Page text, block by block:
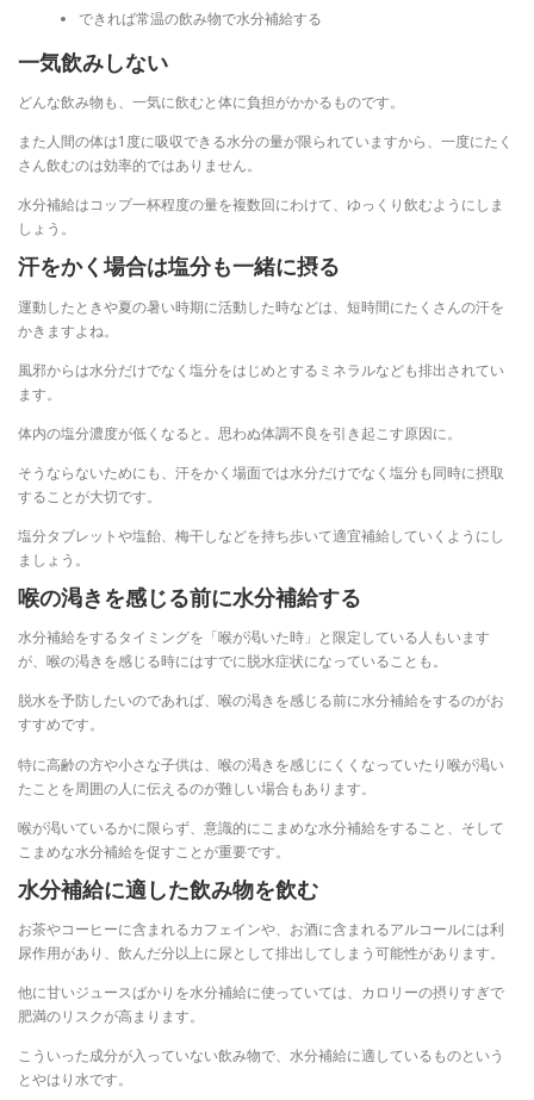
できれば常温の飲み物で水分補給する
一気飲みしない
どんな飲み物も、一気に飲むと体に負担がかかるものです。
また人間の体は1度に吸収できる水分の量が限られていますから、一度にたく
さん飲むのは効率的ではありません。
水分補給はコップ一杯程度の量を複数回にわけて、ゆっくり飲むようにしま
しょう。
汗をかく場合は塩分も一緒に摂る
運動したときや夏の暑い時期に活動した時などは、短時間にたくさんの汗を
かきますよね。
風邪からは水分だけでなく塩分をはじめとするミネラルなども排出されてい
ます。
体内の塩分濃度が低くなると。思わぬ体調不良を引き起こす原因に。
そうならないためにも、汗をかく場面では水分だけでなく塩分も同時に摂取
することが大切です。
塩分タブレットや塩飴、梅干しなどを持ち歩いて適宜補給していくようにし
ましょう。
喉の渇きを感じる前に水分補給する
水分補給をするタイミングを「喉が渇いた時」と限定している人もいます
が、喉の渇きを感じる時にはすでに脱水症状になっていることも。
脱水を予防したいのであれば、喉の渇きを感じる前に水分補給をするのがお
すすめです。
特に高齢の方や小さな子供は、喉の渇きを感じにくくなっていたり喉が渇い
たことを周囲の人に伝えるのが難しい場合もあります。
喉が渇いているかに限らず、意識的にこまめな水分補給をすること、そして
こまめな水分補給を促すことが重要です。
水分補給に適した飲み物を飲む
お茶やコーヒーに含まれるカフェインや、お酒に含まれるアルコールには利
尿作用があり、飲んだ分以上に尿として排出してしまう可能性があります。
他に甘いジュースばかりを水分補給に使っていては、カロリーの摂りすぎで
肥満のリスクが高まります。
こういった成分が入っていない飲み物で、水分補給に適しているものという
とやはり水です。